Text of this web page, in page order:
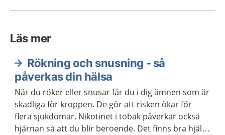
Läs mer
Rökning och snusning - så
påverkas din hälsa
När du röker eller snusar får du i dig ämnen som är
skadliga för kroppen. De gör att risken ökar för
flera sjukdomar. Nikotinet i tobak påverkar också
hjärnan så att du blir beroende. Det finns bra hjälp